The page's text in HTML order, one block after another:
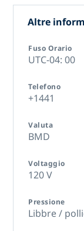
Altre
Fuso Orario
UTC-04: 00
Telefono
+1441
Valuta
BMD
Voltaggio
120 V
Pressione
Libbre /